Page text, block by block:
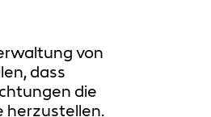
von
dass
die
herzustellen.